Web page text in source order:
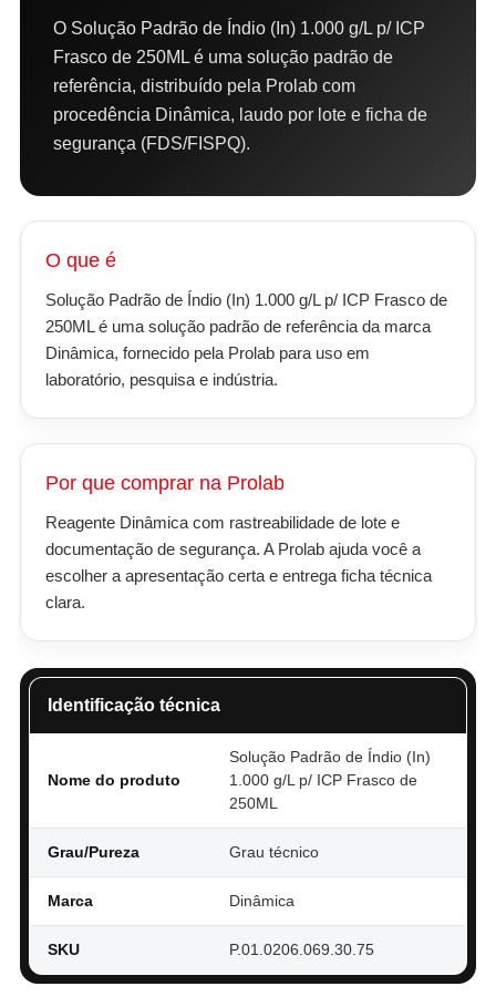
O Solução Padrão de Índio (In) 1.000 g/L p/ ICP
Frasco de 250ML é uma solução padrão de
referência, distribuído pela Prolab com
procedência Dinâmica, laudo por lote e ficha de
segurança (FDS/FISPQ).
O que é
Solução Padrão de Índio (In) 1.000 g/L p/ ICP Frasco de
250ML é uma solução padrão de referência da marca
Dinâmica, fornecido pela Prolab para uso em
laboratório, pesquisa e indústria.
Por que comprar na Prolab
Reagente Dinâmica com rastreabilidade de lote e
documentação de segurança. A Prolab ajuda você a
escolher a apresentação certa e entrega ficha técnica
clara.
Identificação técnica
Nome do produto
Solução Padrão de Índio (In)
1.000 g/L p/ ICP Frasco de
250ML
Grau/Pureza Grau técnico
Marca Dinâmica
SKU P.01.0206.069.30.75